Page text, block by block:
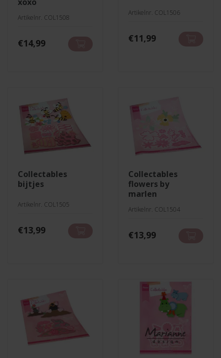
Artikelnr. COL1508
€14,99
Artikelnr. COL1506
€11,99
collectables
bijtjes
Artikelnr. COL1505
€13,99
collectables
flowers by
marlen
Artikelnr. COL1504
€13,99